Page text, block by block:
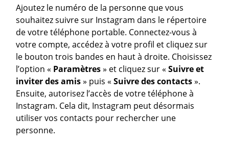
Ajoutez le numéro de la personne que vous
souhaitez suivre sur Instagram dans le répertoire
de votre téléphone portable. Connectez-vous à
votre compte, accédez à votre profil et cliquez sur
le bouton trois bandes en haut à droite. Choisissez
l’option « Paramètres» et cliquez sur «Suivre et
inviter des amis» puis «Suivre des contacts».
Ensuite, autorisez l’accès de votre téléphone à
Instagram. Cela dit, Instagram peut désormais
utiliser vos contacts pour rechercher une
personne.